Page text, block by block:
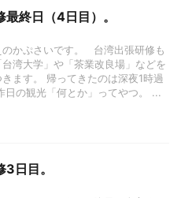
最終日（4日目）。
のかぷさいです。 台湾出張研修も
湾大学」や「茶業改良場」などを
ます。 帰ってきたのは深夜1時過
日の観光「何とか」ってやつ。 ...
日目。